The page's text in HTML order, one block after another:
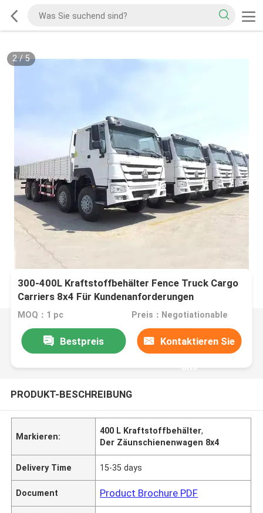
2/5
300-400L Kraftstoffbehälter Fence Truck Cargo
Carriers 8x4 Für Kundenanforderungen
MOQ：1 pc Preis：Negotiationable
Bestpreis Kontaktieren Sie
uns
PRODUKT-BESCHREIBUNG
Markieren:
400 L Kraftstoffbehälter,
Der Zäunschienenwagen 8x4
Delivery Time 15-35 days
Document Product Brochure PDF